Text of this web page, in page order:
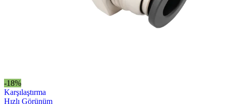
-18%
Karşılaştırma
Hızlı Görünüm